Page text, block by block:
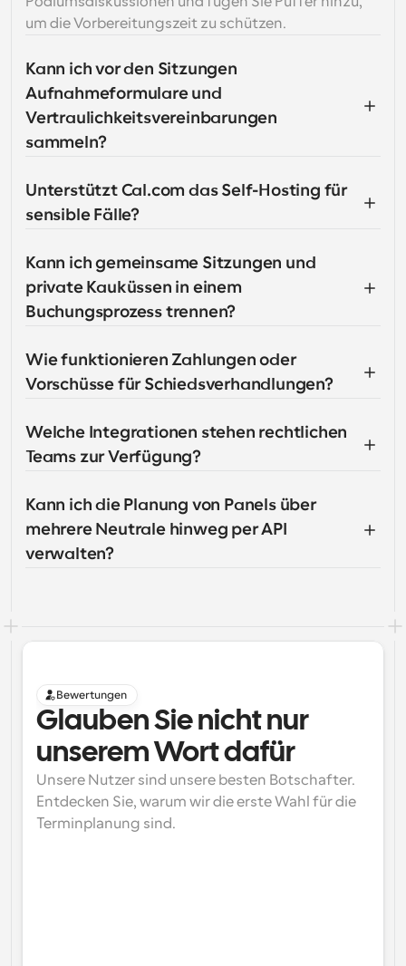
um die Vorbereitungszeit zu schützen.
Kann ich vor den Sitzungen
Aufnahmeformulare und
Vertraulichkeitsvereinbarungen
sammeln?
Unterstützt Cal.com das Self-Hosting für
sensible Fälle?
Kann ich gemeinsame Sitzungen und
private Kauküssen in einem
Buchungsprozess trennen?
Wie funktionieren Zahlungen oder
Vorschüsse für Schiedsverhandlungen?
Welche Integrationen stehen rechtlichen
Teams zur Verfügung?
Kann ich die Planung von Panels über
mehrere Neutrale hinweg per API
verwalten?
Bewertungen
Glauben Sie nicht nur
unserem Wort dafür
Unsere Nutzer sind unsere besten Botschafter.
Entdecken Sie, warum wir die erste Wahl für die
Terminplanung sind.